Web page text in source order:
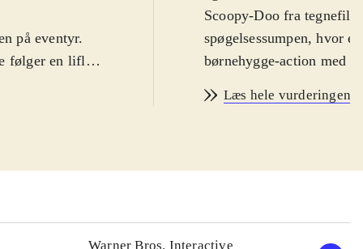
på eventyr.
følger en liflig
at vælge
fjender og
Scoopy-Doo fra
spøgelsessumpen, hvor
børnehygge-action med
spiller. I løbet af spillet
diverse effekter.
grafik, animation og den
Styringen er
Læs hele vurderingen
Warner Bros. Interactive